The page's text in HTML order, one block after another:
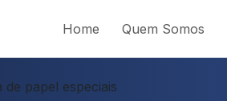
Home Quem Somos
de papel especiais